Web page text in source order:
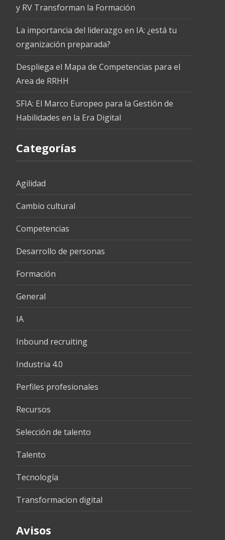
y RV Transforman la Formación
La importancia del liderazgo en IA: ¿está tu
organización preparada?
Despliega el Mapa de Competencias para el
Area de RRHH
SFIA: El Marco Europeo para la Gestión de
Habilidades en la Era Digital
Categorías
Agilidad
Cambio cultural
Competencias
Desarrollo de personas
Formación
General
IA
Inbound recruiting
Industria 4.0
Perfiles profesionales
Recursos
Selección de talento
Talento
Tecnología
Transformacion digital
Avisos